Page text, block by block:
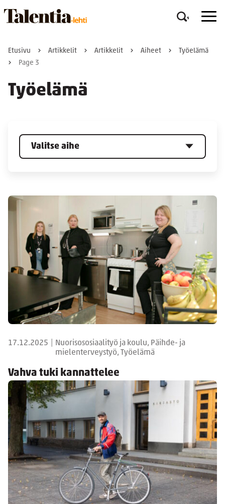
Etusivu Artikkelit Artikkelit Aiheet
Työelämä
Page 3
Työelämä
17.12.2025
Nuorisososiaalityö ja koulu, Päihde- ja
mielenterveystyö, Työelämä
Vahva tuki kannattelee
Valitse aihe